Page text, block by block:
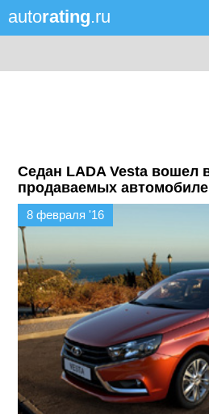
autorating.ru
Седан LADA Vesta вошел
продаваемых
8 февраля '16